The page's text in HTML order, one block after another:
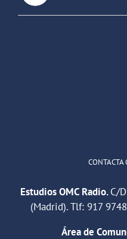
CONTACTA
Estudios OMC Radio.C/
(Madrid). Tlf: 917
Área de